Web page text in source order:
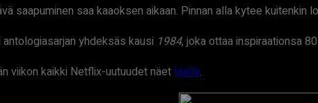
saapuminen saa kaaoksen aikaan. Pinnan alla kytee kuitenkin
yhdeksäs kausi 1984, joka ottaa inspiraationsa
viikon kaikki Netflix-uutuudet näettäällä.